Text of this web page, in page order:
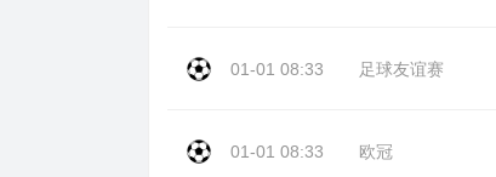
01-01 08:33 足球友谊赛
01-01 08:33 欧冠